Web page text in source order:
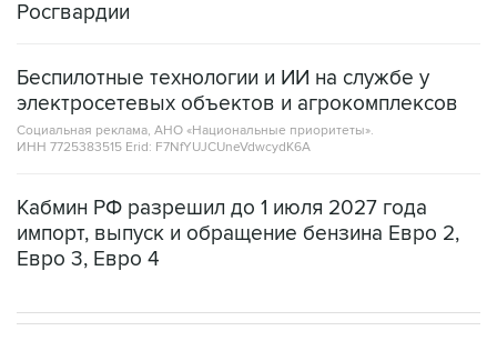
Беспилотные технологии и ИИ на службе у
Социальная реклама, АНО «Национальные приоритеты».
ИНН 7725383515 Erid: F7NfYUJCUneVdwcydK6A
Кабмин РФ разрешил до 1 июля 2027 года
Евро 3, Евро 4